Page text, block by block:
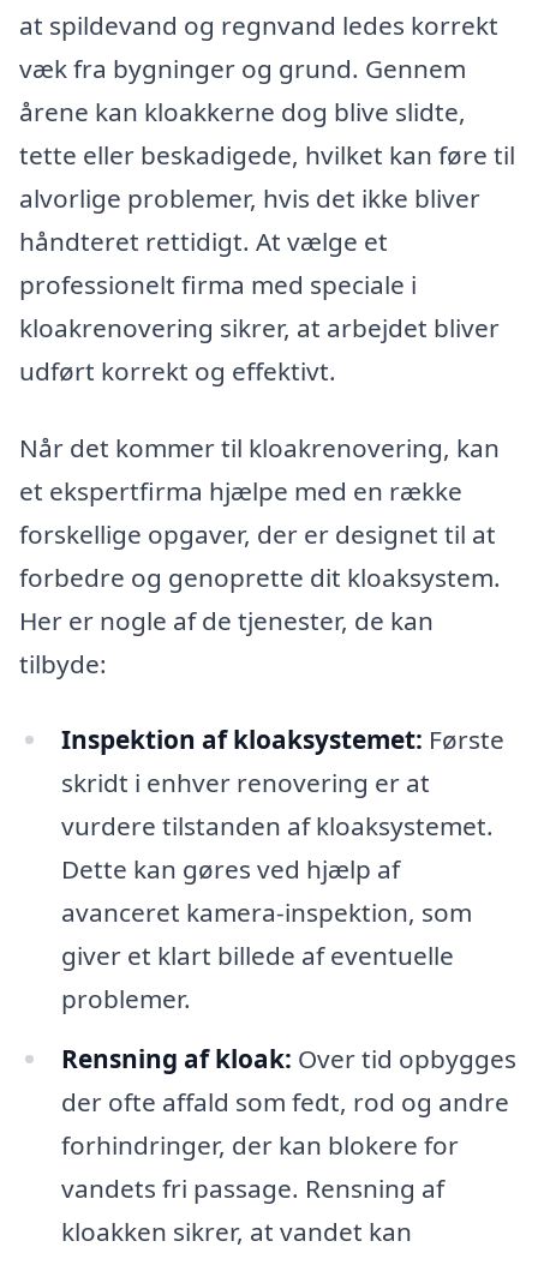
at spildevand og regnvand ledes korrekt
væk fra bygninger og grund. Gennem
årene kan kloakkerne dog blive slidte,
tette eller beskadigede, hvilket kan føre til
alvorlige problemer, hvis det ikke bliver
håndteret rettidigt. At vælge et
professionelt firma med speciale i
kloakrenovering sikrer, at arbejdet bliver
udført korrekt og effektivt.
Når det kommer til kloakrenovering, kan
et ekspertfirma hjælpe med en række
forskellige opgaver, der er designet til at
forbedre og genoprette dit kloaksystem.
Her er nogle af de tjenester, de kan
tilbyde:
Inspektion af kloaksystemet: Første
skridt i enhver renovering er at
vurdere tilstanden af kloaksystemet.
Dette kan gøres ved hjælp af
avanceret kamera-inspektion, som
giver et klart billede af eventuelle
problemer.
Rensning af kloak: Over tid opbygges
der ofte affald som fedt, rod og andre
forhindringer, der kan blokere for
vandets fri passage. Rensning af
kloakken sikrer, at vandet kan